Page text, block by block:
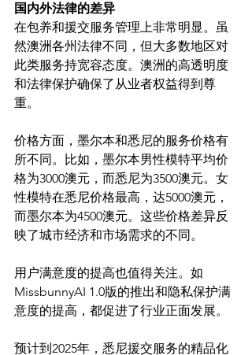
国内外法律的差异
在包养和援交服务管理上非常明显。虽
然澳洲各州法律不同，但大多数地区对
此类服务持宽容态度。澳洲的高透明度
和法律保护确保了从业者权益得到尊
重。
价格方面，墨尔本和悉尼的服务价格有
所不同。比如，墨尔本男性模特平均价
格为3000澳元，而悉尼为3500澳元。女
性模特在悉尼价格最高，达5000澳元，
而墨尔本为4500澳元。这些价格差异反
映了城市经济和市场需求的不同。
用户满意度的提高也值得关注。如
MissbunnyAI 1.0版的推出和隐私保护满
意度的提高，都促进了行业正面发展。
预计到2025年，悉尼援交服务的精品化